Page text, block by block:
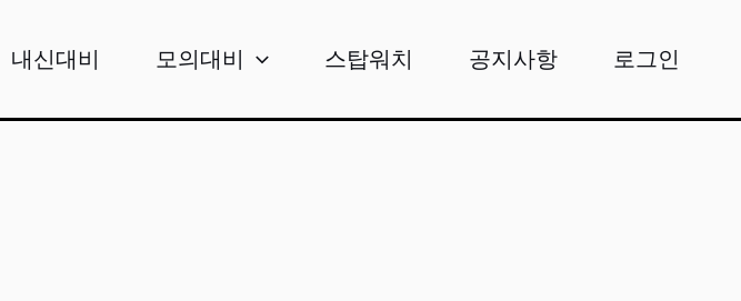
내신대비 모의대비 스탑워치 공지사항 로그인